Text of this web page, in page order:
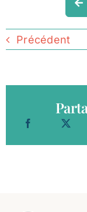
Précédent